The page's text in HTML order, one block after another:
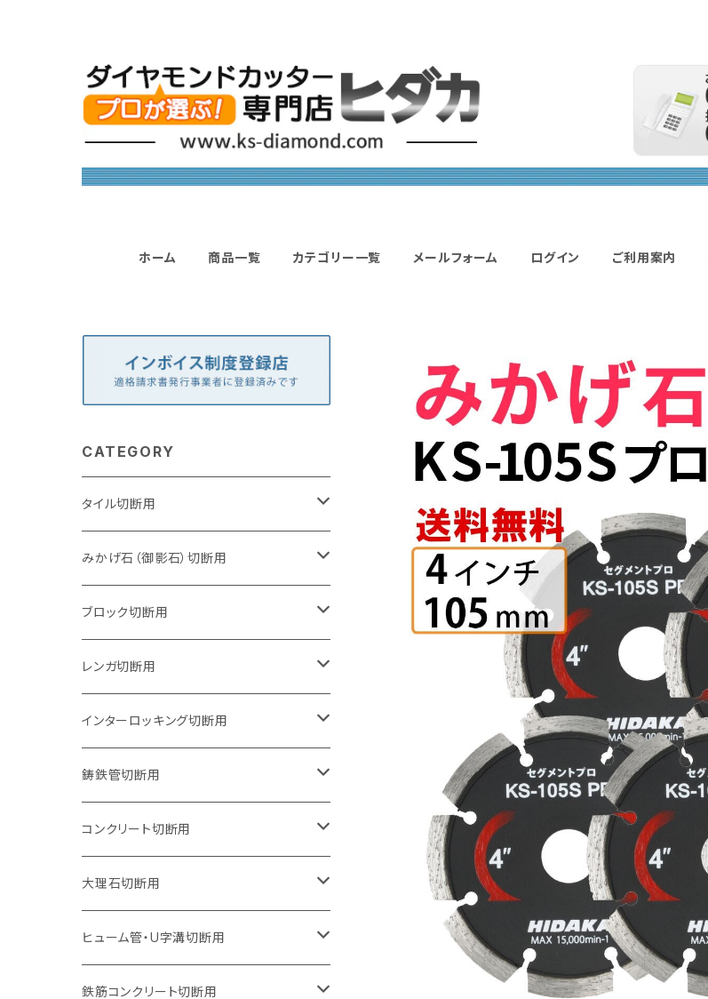
ホーム 商品一覧 カテゴリー一覧 メールフォーム ログイン ご利用案内
CATEGORY
タイル切断用
105mm（4インチ）
125mm（5インチ）
グラインダー取付用
石井超硬電動切断機 取付用
みかげ石（御影石）切断用
105mm（4インチ）
セグメントタイプ
セグメントタイプ（ビス穴付き
125mm（5インチ）
セグメントタイプ
セグメントタイプ（ビス穴付き
150mm（6インチ）
セグメントタイプ
180mm（7インチ）
セグメントタイプ
205mm（8インチ）
セグメントタイプ
230mm（9インチ）
セグメントタイプ
305mm（12インチ）
セグメント
355mm（14インチ）
ブロック切断用
105mm（4インチ）
セグメントタイプ
ウェーブタイプ
125mm（5インチ）
セグメントタイプ
ウェーブタイプ
150mm（6インチ）
セグメントタイプ
ウェーブタイプ
180mm（7インチ）
セグメントタイプ
ウェーブタイプ
205mm（8インチ）
セグメントタイプ
ウェーブタイプ
230mm（9インチ）
セグメントタイプ
255mm（10インチ）
レンガ切断用
105mm（4インチ）
セグメントタイプ
ウェーブタイプ
125mm（5インチ）
セグメントタイプ
ウェーブタイプ
150mm（6インチ）
セグメントタイプ
ウェーブタイプ
180mm（7インチ）
セグメントタイプ
ウェーブタイプ
205mm（8インチ）
セグメントタイプ
230mm（9インチ）
インターロッキング切断用
105mm（4インチ）
セグメントタイプ
セグメントタイプ（ビス穴付き
125mm（5インチ）
セグメントタイプ
セグメントタイプ（ビス穴付き
150mm（6インチ）
セグメントタイプ
180mm（7インチ）
セグメントタイプ
205mm（8インチ）
鋳鉄管切断用
105mm（4インチ）
セグメントタイプ
セグメントタイプ（ビス穴付き
125mm（5インチ）
セグメントタイプ
セグメントタイプ（ビス穴付き
150mm（6インチ）
セグメントタイプ
180mm（7インチ）
コンクリート切断用
105mm（4インチ）
セグメントタイプ
ウェーブタイプ
125mm（5インチ）
セグメントタイプ
150mm（6インチ）
大理石切断用
125mm（5インチ）
ヒューム管・U字溝切断用
105mm（4インチ）
鉄筋コンクリート切断用